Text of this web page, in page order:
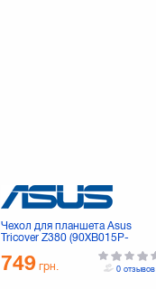
Чехол для планшета Asus
Tricover Z380 (90XB015P-
749 грн. 0 отзывов